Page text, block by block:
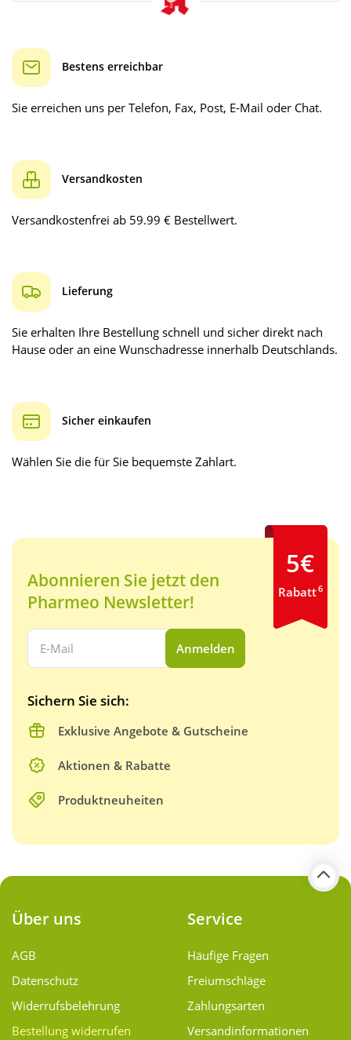
Bestens erreichbar
Sie erreichen uns per Telefon, Fax, Post, E-Mail oder Chat.
Versandkosten
Versandkostenfrei ab 59.99 € Bestellwert.
Lieferung
Sie erhalten Ihre Bestellung schnell und sicher direkt nach
Hause oder an eine Wunschadresse innerhalb Deutschlands.
Sicher einkaufen
Wählen Sie die für Sie bequemste Zahlart.
Abonnieren Sie jetzt den
Pharmeo Newsletter!
Ihre E-Mail Adresse:
Anmelden
Sichern Sie sich:
Exklusive Angebote & Gutscheine
Aktionen & Rabatte
Produktneuheiten
5€
Rabatt6
Über uns
AGB
Datenschutz
Widerrufsbelehrung
Bestellung widerrufen
Service
Häufige Fragen
Freiumschläge
Zahlungsarten
Versand­informationen